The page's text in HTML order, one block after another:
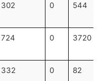
302 0 544
724 0 3720
332 0 82